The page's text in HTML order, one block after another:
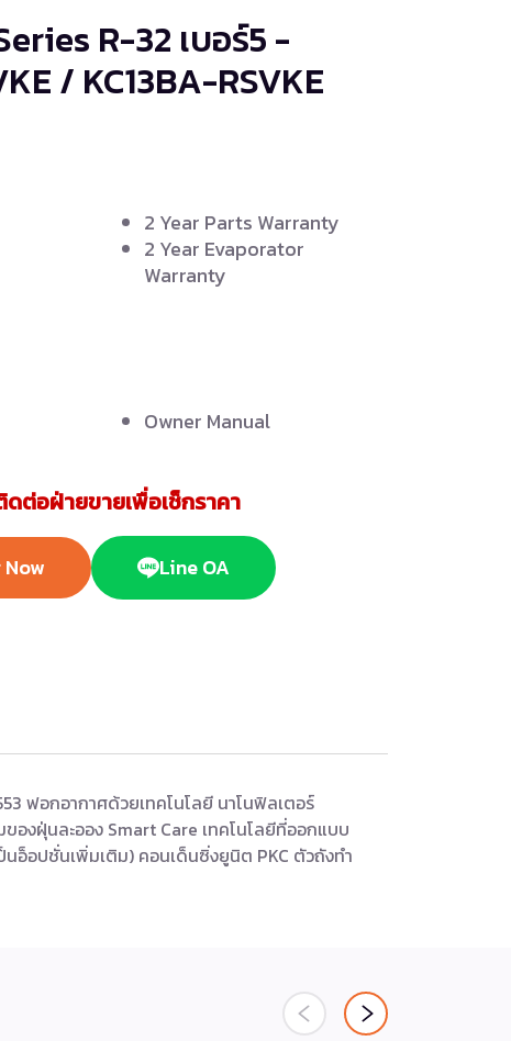
R-32 เบอร์5 -
/ KC13BA-RSVKE
2 Year Parts Warranty
2 Year Evaporator
Warranty
Owner Manual
ต่อฝ่ายขายเพื่อเช็กราคา
Line OA
ฟอกอากาศด้วยเทคโนโลยี นาโนฟิลเตอร์
องฝุ่นละออง Smart Care เทคโนโลยีที่ออกแบบ
อ็อปชั่นเพิ่มเติม) คอนเด็นซิ่งยูนิต PKC ตัวถังทำ